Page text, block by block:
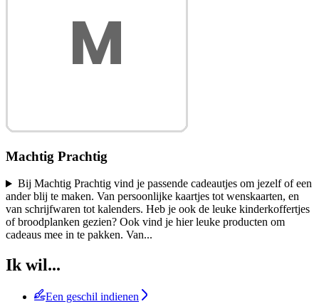
Machtig Prachtig
Bij Machtig Prachtig vind je passende cadeautjes om jezelf of een
ander blij te maken. Van persoonlijke kaartjes tot wenskaarten, en
van schrijfwaren tot kalenders. Heb je ook de leuke kinderkoffertjes
of broodplanken gezien? Ook vind je hier leuke producten om
cadeaus mee in te pakken. Van...
Ik wil...
Een geschil indienen